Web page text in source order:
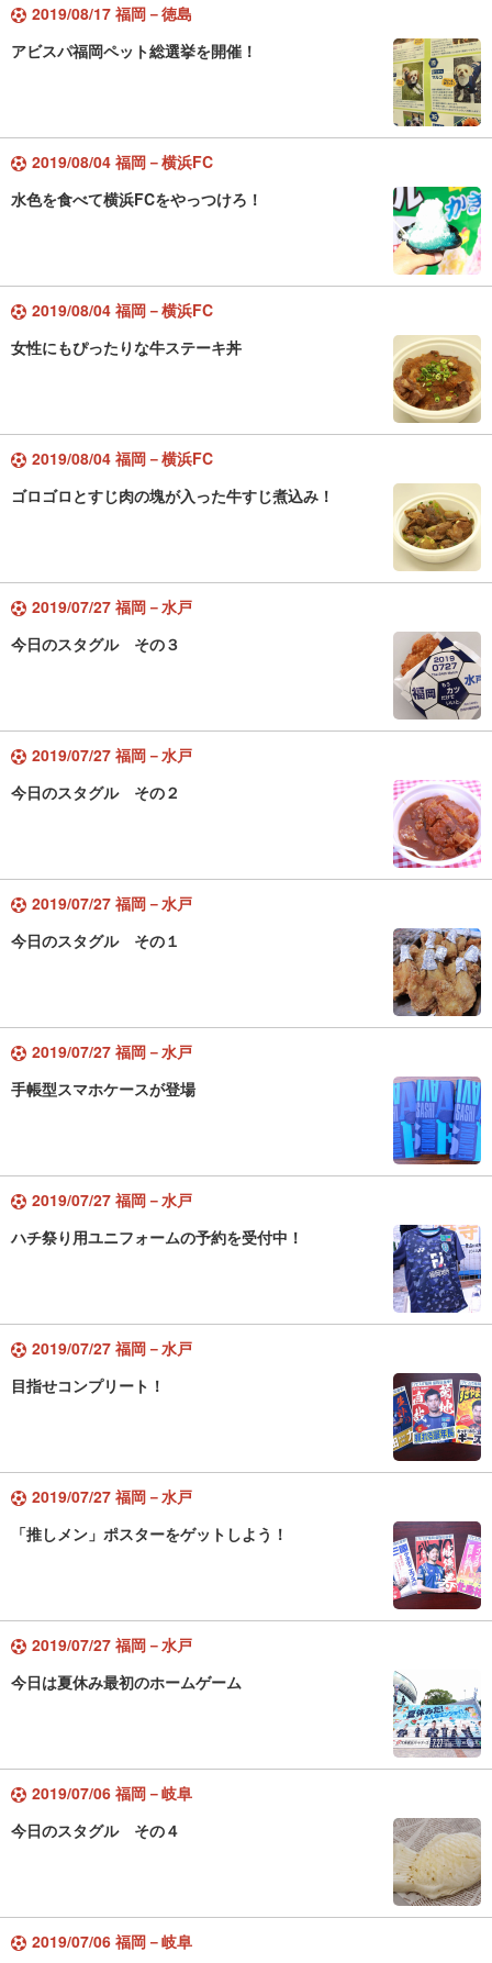
2019/08/17 福岡－徳島
アビスパ福岡ペット総選挙を開催！
2019/08/04 福岡－横浜FC
水色を食べて横浜FCをやっつけろ！
2019/08/04 福岡－横浜FC
女性にもぴったりな牛ステーキ丼
2019/08/04 福岡－横浜FC
ゴロゴロとすじ肉の塊が入った牛すじ煮込み！
2019/07/27 福岡－水戸
今日のスタグル その３
2019/07/27 福岡－水戸
今日のスタグル その２
2019/07/27 福岡－水戸
今日のスタグル その１
2019/07/27 福岡－水戸
手帳型スマホケースが登場
2019/07/27 福岡－水戸
ハチ祭り用ユニフォームの予約を受付中！
2019/07/27 福岡－水戸
目指せコンプリート！
2019/07/27 福岡－水戸
「推しメン」ポスターをゲットしよう！
2019/07/27 福岡－水戸
今日は夏休み最初のホームゲーム
2019/07/06 福岡－岐阜
今日のスタグル その４
2019/07/06 福岡－岐阜